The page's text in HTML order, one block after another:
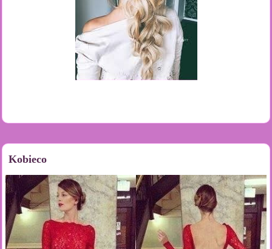
Kobieco